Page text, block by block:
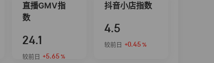
直播GMV指
数
24.1
较前日 +5.65 %
抖音小店指数
4.5
较前日 +0.45 %